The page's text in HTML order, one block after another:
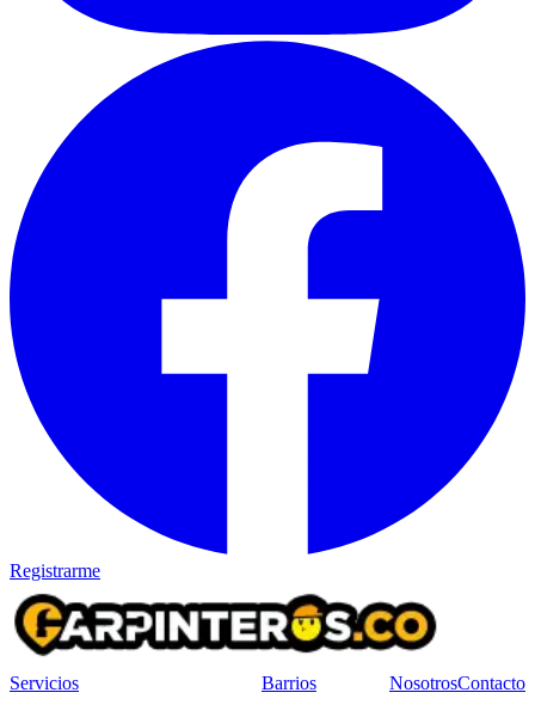
Registrarme
Servicios Barrios NosotrosContacto